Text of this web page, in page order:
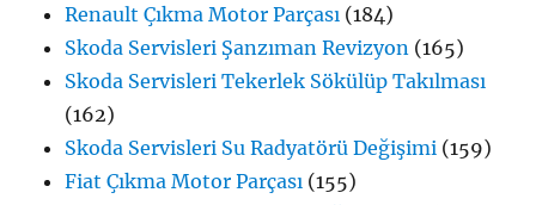
Renault Çıkma Motor Parçası (184)
Skoda Servisleri Şanzıman Revizyon (165)
Skoda Servisleri Tekerlek Sökülüp Takılması
(162)
Skoda Servisleri Su Radyatörü Değişimi (159)
Fiat Çıkma Motor Parçası (155)